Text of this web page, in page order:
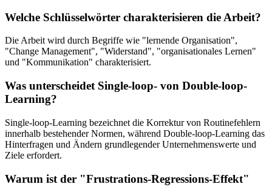
Welche Schlüsselwörter charakterisieren die Arbeit?
Die Arbeit wird durch Begriffe wie "lernende Organisation",
"Change Management", "Widerstand", "organisationales Lernen"
und "Kommunikation" charakterisiert.
Was unterscheidet Single-loop- von Double-loop-
Learning?
Single-loop-Learning bezeichnet die Korrektur von Routinefehlern
innerhalb bestehender Normen, während Double-loop-Learning das
Hinterfragen und Ändern grundlegender Unternehmenswerte und
Ziele erfordert.
Warum ist der "Frustrations-Regressions-Effekt"